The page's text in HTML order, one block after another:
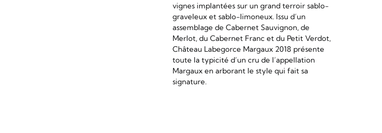
vignes implantées sur un grand terroir sablo-
graveleux et sablo-limoneux. Issu d’un
assemblage de Cabernet Sauvignon, de
Merlot, du Cabernet Franc et du Petit Verdot,
Château Labegorce Margaux 2018 présente
toute la typicité d’un cru de l’appellation
Margaux en arborant le style qui fait sa
signature.